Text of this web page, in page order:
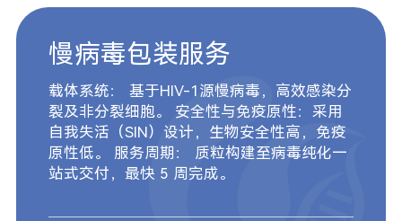
慢病毒包装服务
载体系统： 基于HIV-1源慢病毒，高效感染分
裂及非分裂细胞。 安全性与免疫原性：采用
自我失活（SIN）设计，生物安全性高，免疫
原性低。 服务周期： 质粒构建至病毒纯化一
站式交付，最快 5 周完成。